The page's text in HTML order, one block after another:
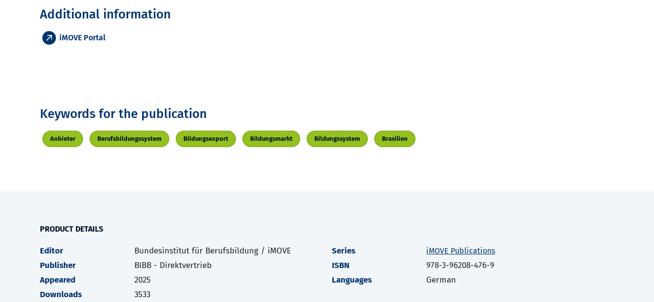
Additional information
iMOVE Portal
Keywords for the publication
Anbieter Berufsbildungssystem Bildungsexport Bildungsmarkt Bildungssystem Brasilien
PRODUCT DETAILS
Editor
Bundesinstitut für Berufsbildung / iMOVE
Publisher
BIBB - Direktvertrieb
Appeared
2025
Downloads
3533
Series iMOVE Publications
ISBN
978-3-96208-476-9
Languages
German